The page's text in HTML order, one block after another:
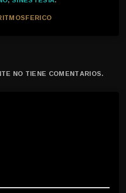
NO TIENE COMENTARIOS.